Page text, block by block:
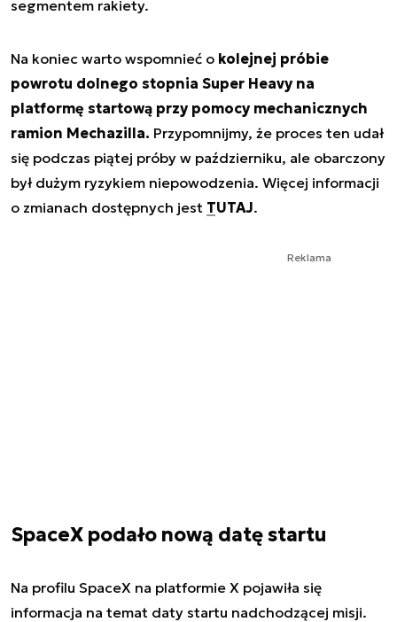
segmentem rakiety.
Na koniec warto wspomnieć o kolejnej próbie
powrotu dolnego stopnia Super Heavy na
platformę startową przy pomocy mechanicznych
ramion Mechazilla. Przypomnijmy, że proces ten udał
się podczas piątej próby w październiku, ale obarczony
był dużym ryzykiem niepowodzenia. Więcej informacji
o zmianach dostępnych jest TUTAJ.
Reklama
SpaceX podało nową datę startu
Na profilu SpaceX na platformie X pojawiła się
informacja na temat daty startu nadchodzącej misji.